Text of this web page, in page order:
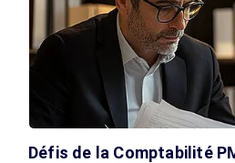
Défis de la Comptabilité